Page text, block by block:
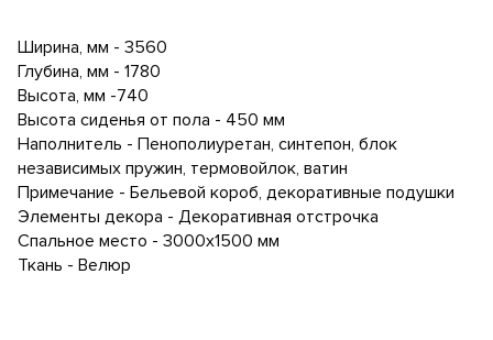
Ширина, мм - 3560
Глубина, мм - 1780
Высота, мм -740
Высота сиденья от пола - 450 мм
Наполнитель - Пенополиуретан, синтепон, блок
независимых пружин, термовойлок, ватин
Примечание - Бельевой короб, декоративные подушки
Элементы декора - Декоративная отстрочка
Спальное место - 3000х1500 мм
Ткань - Велюр